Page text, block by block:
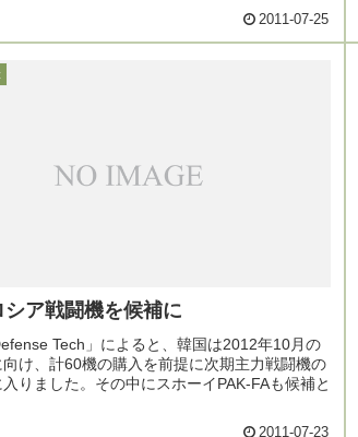
2011-07-25
ア戦闘機を候補に
Tech」によると、韓国は2012年10月の
け、計60機の購入を前提に次期主力戦闘機の
りました。その中にスホーイPAK-FAも候補と
2011-07-23